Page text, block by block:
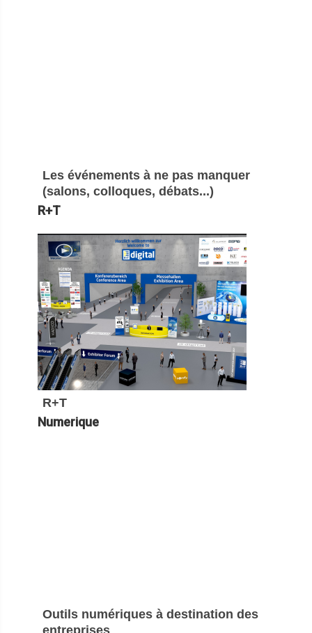
Les événements à ne pas manquer
(salons, colloques, débats...)
R+T
R+T
Numerique
Outils numériques à destination des